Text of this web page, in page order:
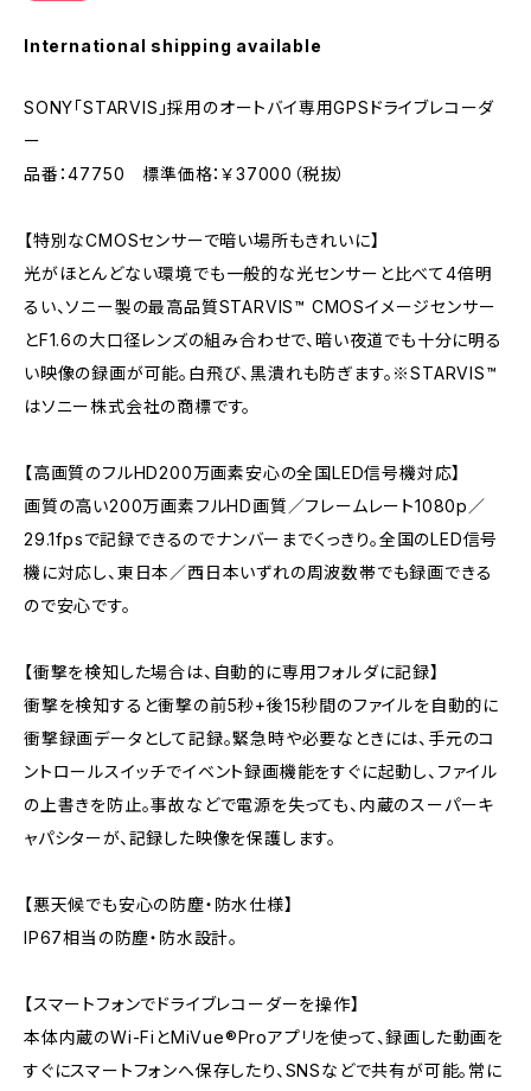
International shipping available
SONY「STARVIS」採用のオートバイ専用GPSドライブレコーダ
ー
品番：47750 標準価格：￥37000（税抜）
【特別なCMOSセンサーで暗い場所もきれいに】
光がほとんどない環境でも一般的な光センサーと比べて4倍明
るい、ソニー製の最高品質STARVIS™ CMOSイメージセンサー
とF1.6の大口径レンズの組み合わせで、暗い夜道でも十分に明る
い映像の録画が可能。白飛び、黒潰れも防ぎます。※STARVIS™
はソニー株式会社の商標です。
【高画質のフルHD200万画素安心の全国LED信号機対応】
画質の高い200万画素フルHD画質／フレームレート1080p／
29.1fpsで記録できるのでナンバーまでくっきり。全国のLED信号
機に対応し、東日本／西日本いずれの周波数帯でも録画できる
ので安心です。
【衝撃を検知した場合は、自動的に専用フォルダに記録】
衝撃を検知すると衝撃の前5秒+後15秒間のファイルを自動的に
衝撃録画データとして記録。緊急時や必要なときには、手元のコ
ントロールスイッチでイベント録画機能をすぐに起動し、ファイル
の上書きを防止。事故などで電源を失っても、内蔵のスーパーキ
ャパシターが、記録した映像を保護します。
【悪天候でも安心の防塵・防水仕様】
IP67相当の防塵・防水設計。
【スマートフォンでドライブレコーダーを操作】
本体内蔵のWi-FiとMiVue®Proアプリを使って、録画した動画を
すぐにスマートフォンへ保存したり、SNSなどで共有が可能。常に